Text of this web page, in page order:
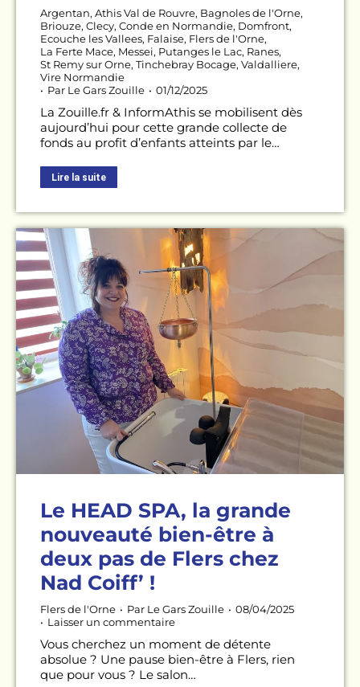
Argentan, Athis Val de Rouvre, Bagnoles de l'Orne,
Briouze, Clecy, Conde en Normandie, Domfront,
Ecouche les Vallees, Falaise, Flers de l'Orne,
La Ferte Mace, Messei, Putanges le Lac, Ranes,
St Remy sur Orne, Tinchebray Bocage, Valdalliere,
Vire Normandie
Par Le Gars Zouille 01/12/2025
La Zouille.fr & InformAthis se mobilisent dès
aujourd’hui pour cette grande collecte de
fonds au profit d’enfants atteints par le…
Lire la suite
Le HEAD SPA, la grande
nouveauté bien-être à
deux pas de Flers chez
Nad Coiff’ !
Flers de l'Orne Par Le Gars Zouille
08/04/2025
Laisser un commentaire
Vous cherchez un moment de détente
absolue ? Une pause bien-être à Flers, rien
que pour vous ? Le salon…